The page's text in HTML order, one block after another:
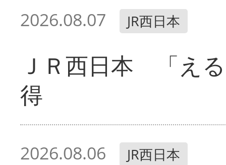
2026.08.07 JR西日本
ＪＲ西日本 「え
得
2026.08.06 JR西日本